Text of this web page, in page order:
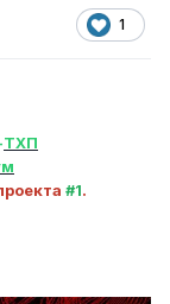
1
ТХП
#1.